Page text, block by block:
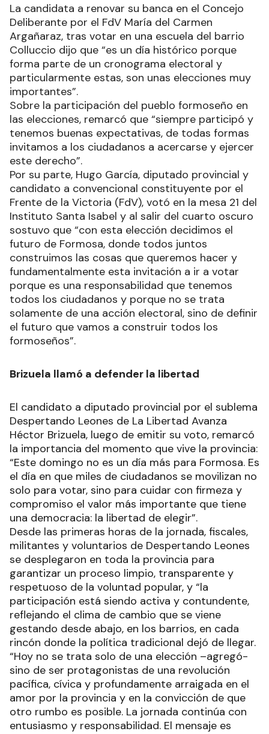
La candidata a renovar su banca en el Concejo
Deliberante por el FdV María del Carmen
Argañaraz, tras votar en una escuela del barrio
Colluccio dijo que “es un día histórico porque
forma parte de un cronograma electoral y
particularmente estas, son unas elecciones muy
importantes”.
Sobre la participación del pueblo formoseño en
las elecciones, remarcó que “siempre participó y
tenemos buenas expectativas, de todas formas
invitamos a los ciudadanos a acercarse y ejercer
este derecho”.
Por su parte, Hugo García, diputado provincial y
candidato a convencional constituyente por el
Frente de la Victoria (FdV), votó en la mesa 21 del
Instituto Santa Isabel y al salir del cuarto oscuro
sostuvo que “con esta elección decidimos el
futuro de Formosa, donde todos juntos
construimos las cosas que queremos hacer y
fundamentalmente esta invitación a ir a votar
porque es una responsabilidad que tenemos
todos los ciudadanos y porque no se trata
solamente de una acción electoral, sino de definir
el futuro que vamos a construir todos los
formoseños”.
Brizuela llamó a defender la libertad
El candidato a diputado provincial por el sublema
Despertando Leones de La Libertad Avanza
Héctor Brizuela, luego de emitir su voto, remarcó
la importancia del momento que vive la provincia:
“Este domingo no es un día más para Formosa. Es
el día en que miles de ciudadanos se movilizan no
solo para votar, sino para cuidar con firmeza y
compromiso el valor más importante que tiene
una democracia: la libertad de elegir”.
Desde las primeras horas de la jornada, fiscales,
militantes y voluntarios de Despertando Leones
se desplegaron en toda la provincia para
garantizar un proceso limpio, transparente y
respetuoso de la voluntad popular, y “la
participación está siendo activa y contundente,
reflejando el clima de cambio que se viene
gestando desde abajo, en los barrios, en cada
rincón donde la política tradicional dejó de llegar.
“Hoy no se trata solo de una elección –agregó-
sino de ser protagonistas de una revolución
pacífica, cívica y profundamente arraigada en el
amor por la provincia y en la convicción de que
otro rumbo es posible. La jornada continúa con
entusiasmo y responsabilidad. El mensaje es